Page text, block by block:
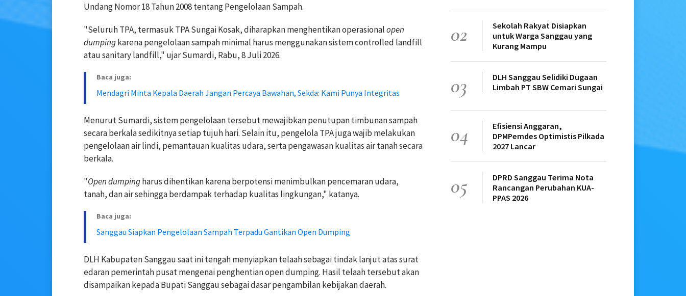
Undang Nomor 18 Tahun 2008 tentang Pengelolaan Sampah.
"Seluruh TPA, termasuk TPA Sungai Kosak, diharapkan menghentikan operasionalopen
dumpingkarena pengelolaan sampah minimal harus menggunakan sistem controlled landfill
atau sanitary landfill," ujar Sumardi, Rabu, 8 Juli 2026.
Baca juga:
Mendagri Minta Kepala Daerah Jangan Percaya Bawahan, Sekda: Kami Punya Integritas
Menurut Sumardi, sistem pengelolaan tersebut mewajibkan penutupan timbunan sampah
secara berkala sedikitnya setiap tujuh hari. Selain itu, pengelola TPA juga wajib melakukan
pengelolaan air lindi, pemantauan kualitas udara, serta pengawasan kualitas air tanah secara
berkala.
"Open dumpingharus dihentikan karena berpotensi menimbulkan pencemaran udara,
tanah, dan air sehingga berdampak terhadap kualitas lingkungan," katanya.
Baca juga:
Sanggau Siapkan Pengelolaan Sampah Terpadu Gantikan Open Dumping
DLH Kabupaten Sanggau saat ini tengah menyiapkan telaah sebagai tindak lanjut atas surat
edaran pemerintah pusat mengenai penghentian open dumping. Hasil telaah tersebut akan
disampaikan kepada Bupati Sanggau sebagai dasar pengambilan kebijakan daerah.
02
Sekolah Rakyat Disiapkan
untuk Warga Sanggau yang
Kurang Mampu
03
DLH Sanggau Selidiki Dugaan
Limbah PT SBW Cemari Sungai
04
Efisiensi Anggaran,
DPMPemdes Optimistis Pilkada
2027 Lancar
05
DPRD Sanggau Terima Nota
Rancangan Perubahan KUA-
PPAS 2026